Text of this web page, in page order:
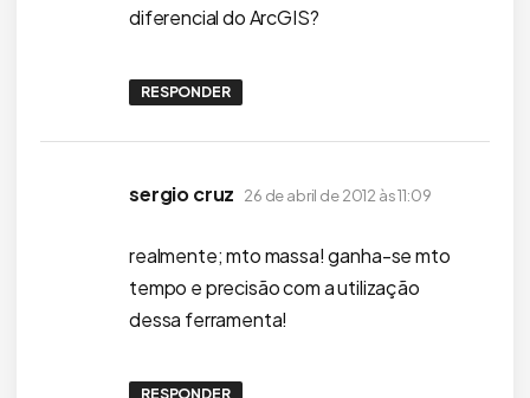
diferencial do ArcGIS?
RESPONDER
sergio cruz disse:
26 de abril de 2012 às 11:09
realmente; mto massa! ganha-se mto
tempo e precisão com a utilização
dessa ferramenta!
RESPONDER